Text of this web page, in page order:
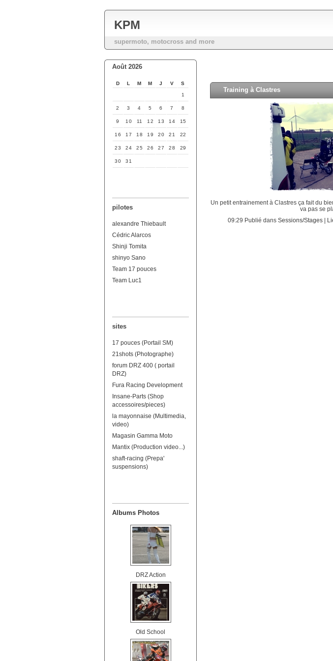
KPM
supermoto, motocross and more
Août 2026
D L M M J V S
1
2 3 4 5 6 7 8
9 10 11 12 13 14 15
16 17 18 19 20 21 22
23 24 25 26 27 28 29
30 31
pilotes
alexandre Thiebault
Cédric Alarcos
Shinji Tomita
shinyo Sano
Team 17 pouces
Team Luc1
sites
17 pouces (Portail SM)
21shots (Photographe)
forum DRZ 400 ( portail
DRZ)
Fura Racing Development
Insane-Parts (Shop
accessoires/pieces)
la mayonnaise (Multimedia,
video)
Magasin Gamma Moto
Mantix (Production video...)
shaft-racing (Prepa'
suspensions)
Albums Photos
DRZ Action
Old School
Training à Clastres
Un petit entrainement à Clastres ça fait du
va pas se
09:29 Publié dans Sessions/Stages